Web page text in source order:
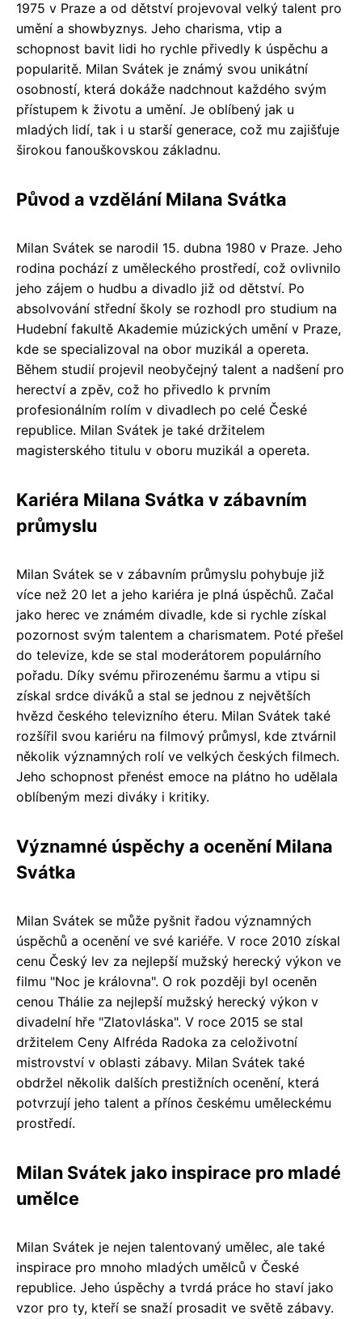
1975 v Praze a od dětství projevoval velký talent pro
umění a showbyznys. Jeho charisma, vtip a
schopnost bavit lidi ho rychle přivedly k úspěchu a
popularitě. Milan Svátek je známý svou unikátní
osobností, která dokáže nadchnout každého svým
přístupem k životu a umění. Je oblíbený jak u
mladých lidí, tak i u starší generace, což mu zajišťuje
širokou fanouškovskou základnu.
Původ a vzdělání Milana Svátka
Milan Svátek se narodil 15. dubna 1980 v Praze. Jeho
rodina pochází z uměleckého prostředí, což ovlivnilo
jeho zájem o hudbu a divadlo již od dětství. Po
absolvování střední školy se rozhodl pro studium na
Hudební fakultě Akademie múzických umění v Praze,
kde se specializoval na obor muzikál a opereta.
Během studií projevil neobyčejný talent a nadšení pro
herectví a zpěv, což ho přivedlo k prvním
profesionálním rolím v divadlech po celé České
republice. Milan Svátek je také držitelem
magisterského titulu v oboru muzikál a opereta.
Kariéra Milana Svátka v zábavním
průmyslu
Milan Svátek se v zábavním průmyslu pohybuje již
více než 20 let a jeho kariéra je plná úspěchů. Začal
jako herec ve známém divadle, kde si rychle získal
pozornost svým talentem a charismatem. Poté přešel
do televize, kde se stal moderátorem populárního
pořadu. Díky svému přirozenému šarmu a vtipu si
získal srdce diváků a stal se jednou z největších
hvězd českého televizního éteru. Milan Svátek také
rozšířil svou kariéru na filmový průmysl, kde ztvárnil
několik významných rolí ve velkých českých filmech.
Jeho schopnost přenést emoce na plátno ho udělala
oblíbeným mezi diváky i kritiky.
Významné úspěchy a ocenění Milana
Svátka
Milan Svátek se může pyšnit řadou významných
úspěchů a ocenění ve své kariéře. V roce 2010 získal
cenu Český lev za nejlepší mužský herecký výkon ve
filmu "Noc je královna". O rok později byl oceněn
cenou Thálie za nejlepší mužský herecký výkon v
divadelní hře "Zlatovláska". V roce 2015 se stal
držitelem Ceny Alfréda Radoka za celoživotní
mistrovství v oblasti zábavy. Milan Svátek také
obdržel několik dalších prestižních ocenění, která
potvrzují jeho talent a přínos českému uměleckému
prostředí.
Milan Svátek jako inspirace pro mladé
umělce
Milan Svátek je nejen talentovaný umělec, ale také
inspirace pro mnoho mladých umělců v České
republice. Jeho úspěchy a tvrdá práce ho staví jako
vzor pro ty, kteří se snaží prosadit ve světě zábavy.